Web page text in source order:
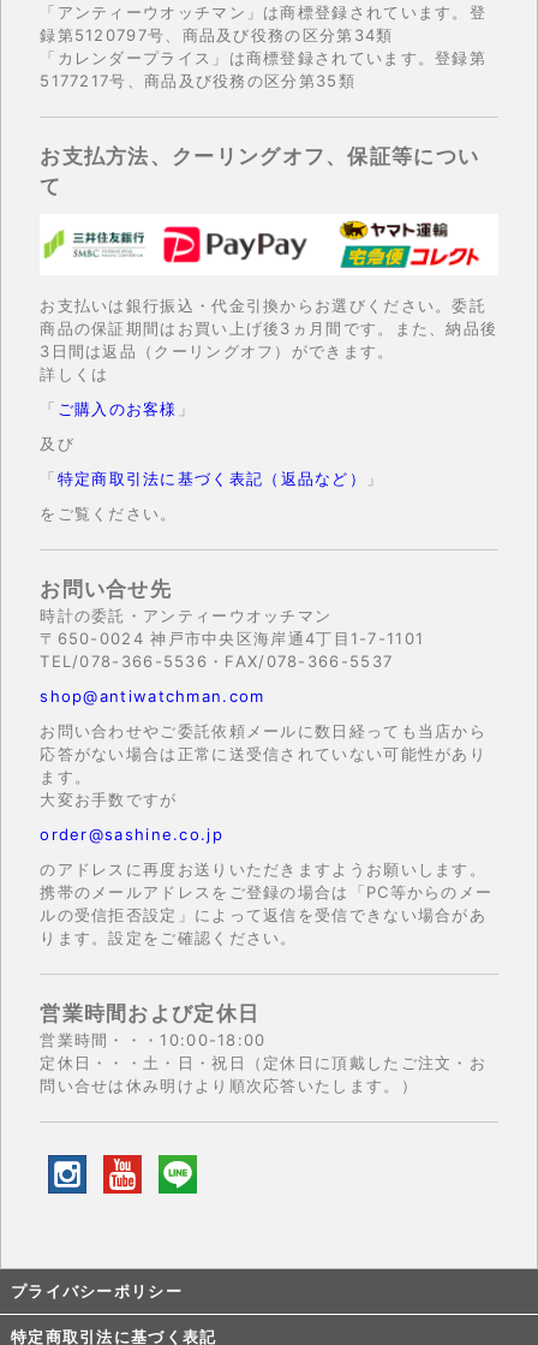
「アンティーウオッチマン」は商標登録されています。登
録第5120797号、商品及び役務の区分第34類
「カレンダープライス」は商標登録されています。登録第
5177217号、商品及び役務の区分第35類
お支払方法、クーリングオフ、保証等につい
て
お支払いは銀行振込・代金引換からお選びください。委託
商品の保証期間はお買い上げ後3ヵ月間です。また、納品後
3日間は返品（クーリングオフ）ができます。
詳しくは
「 ご購入のお客様 」
及び
「特定商取引法に基づく表記（返品など）
」
をご覧ください。
お問い合せ先
時計の委託・アンティーウオッチマン
〒650-0024 神戸市中央区海岸通4丁目1-7-1101
TEL/078-366-5536・FAX/078-366-5537
shop@antiwatchman.com
お問い合わせやご委託依頼メールに数日経っても当店から
応答がない場合は正常に送受信されていない可能性があり
ます。
大変お手数ですが
order@sashine.co.jp
のアドレスに再度お送りいただきますようお願いします。
携帯のメールアドレスをご登録の場合は「PC等からのメー
ルの受信拒否設定」によって返信を受信できない場合があ
ります。設定をご確認ください。
営業時間および定休日
営業時間・・・10:00-18:00
定休日・・・土・日・祝日（定休日に頂戴したご注文・お
問い合せは休み明けより順次応答いたします。）
プライバシーポリシー
特定商取引法に基づく表記